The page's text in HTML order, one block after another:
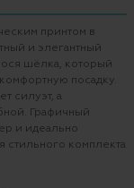
принтом в
и элегантный
шёлка, который
посадку.
силуэт, а
Графичный
и идеально
стильного комплекта